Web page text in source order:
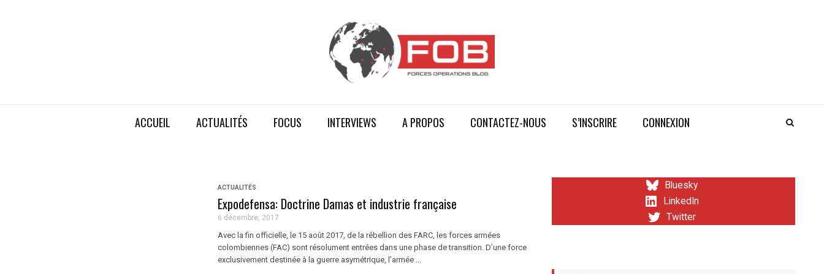
ACCUEIL ACTUALITÉS FOCUS INTERVIEWS A PROPOS CONTACTEZ-NOUS S’INSCRIRE CONNEXION
ACTUALITÉS
Expodefensa: Doctrine Damas et industrie française
6 décembre, 2017
Avec la fin officielle, le 15 août 2017, de la rébellion des FARC, les forces armées
colombiennes (FAC) sont résolument entrées dans une phase de transition. D’une force
exclusivement destinée à la guerre asymétrique, l’armée ...
Bluesky
LinkedIn
Twitter